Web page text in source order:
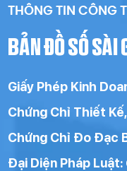
THÔNG TIN CÔNG
BẢN ĐỒ SỐ SÀI
Giấy Phép Kinh
Chứng Chỉ Thiết
Chứng Chỉ Đo Đạc
Đại Diện Pháp Luật: